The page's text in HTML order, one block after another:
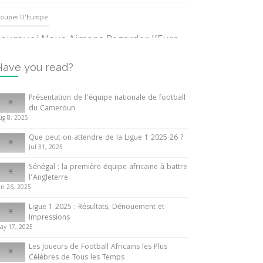
D'Europe
Nous Aimons Regarder l’Euro
June 2024
Internationales
ce que vous devez savoir sur la
d’Afrique des Nations
10 May 2024
Internationales
de l’équipe nationale de
football du Cameroun
2025
you read?
Présentation de l’équipe nationale de football
du Cameroun
8, 2025
Que peut-on attendre de la Ligue 1 2025-26 ?
Jul 31, 2025
Sénégal : la première équipe africaine à battre
l’Angleterre
26, 2025
Ligue 1 2025 : Résultats, Dénouement et
Impressions
17, 2025
Les Joueurs de Football Africains les Plus
Célèbres de Tous les Temps